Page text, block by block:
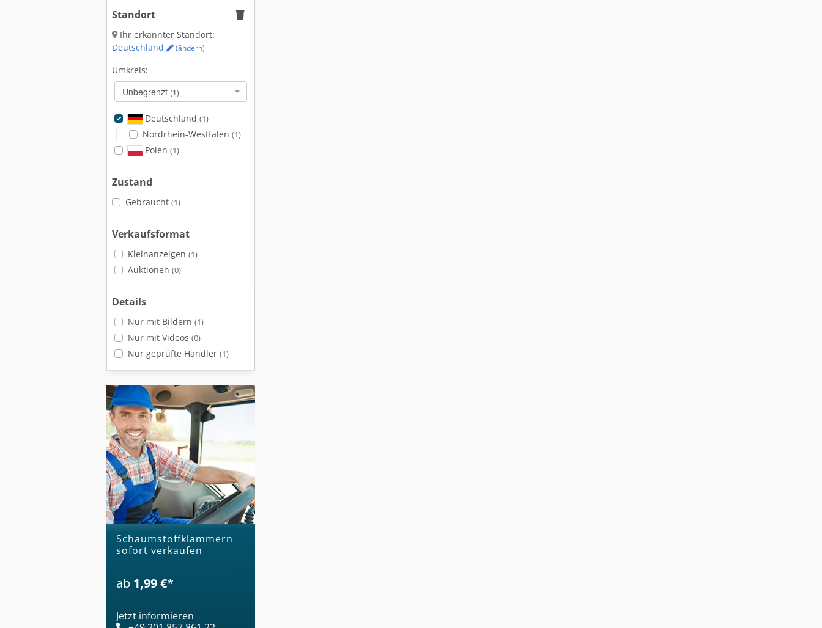
Standort
Ihr erkannter Standort:
Deutschland
(ändern)
Umkreis:
Unbegrenzt (1)
Deutschland (1)
Nordrhein-Westfalen (1)
Polen (1)
Zustand
Gebraucht (1)
Verkaufsformat
Kleinanzeigen (1)
Auktionen (0)
Details
Nur mit Bildern (1)
Nur mit Videos (0)
Nur geprüfte Händler (1)
Schaumstoffklammern
sofort verkaufen
ab 1,99 €*
Jetzt informieren